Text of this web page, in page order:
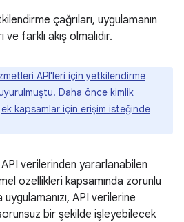
çağrıları, uygulamanın
farklı akış olmalıdır.
API'leri için yetkilendirme
Daha önce kimlik
ek kapsamlar için erişim isteğinde
verilerinden yararlanabilen
özellikleri kapsamında zorunlu
API verilerine
bir şekilde işleyebilecek